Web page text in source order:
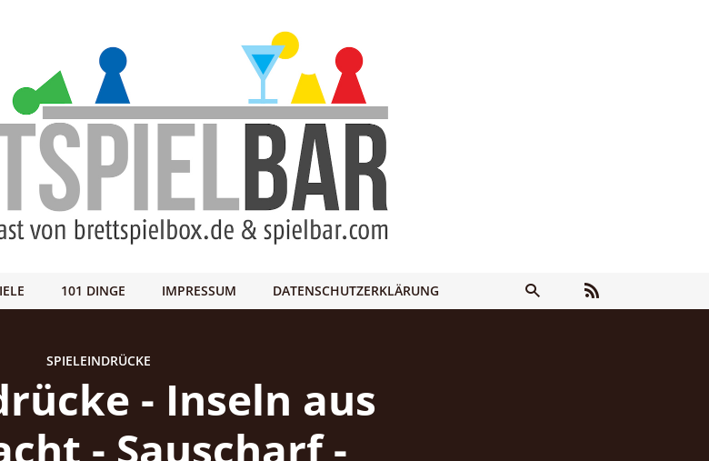
101 DINGE IMPRESSUM DATENSCHUTZERKLÄRUNG
SPIELEINDRÜCKE
- Inseln aus
- Sauscharf -